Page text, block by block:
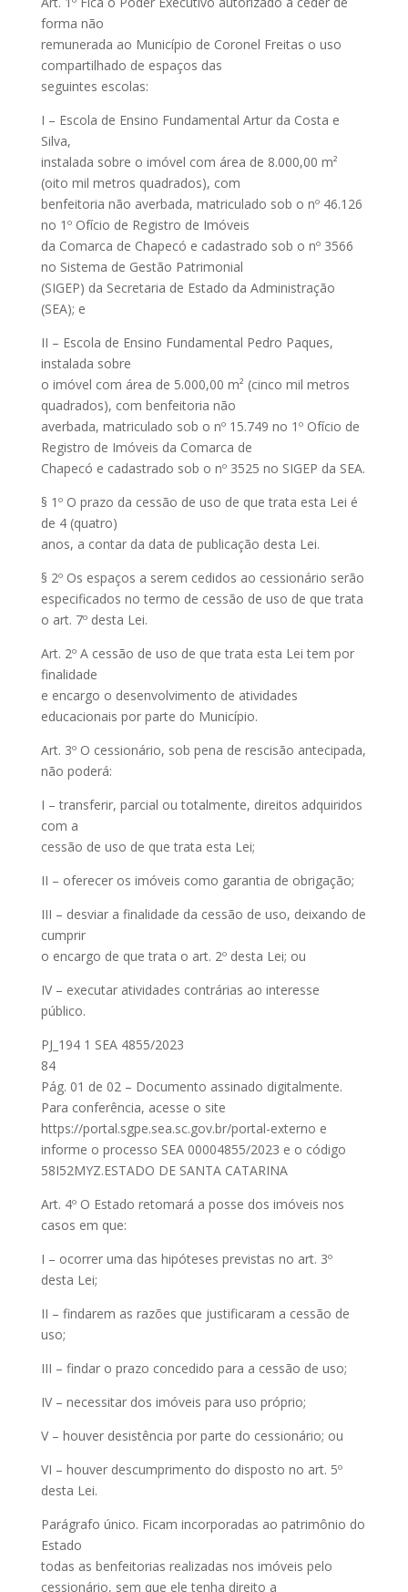
forma não
remunerada ao Município de Coronel Freitas o uso
compartilhado de espaços das
seguintes escolas:
I – Escola de Ensino Fundamental Artur da Costa e
Silva,
instalada sobre o imóvel com área de 8.000,00 m²
(oito mil metros quadrados), com
benfeitoria não averbada, matriculado sob o nº 46.126
no 1º Ofício de Registro de Imóveis
da Comarca de Chapecó e cadastrado sob o nº 3566
no Sistema de Gestão Patrimonial
(SIGEP) da Secretaria de Estado da Administração
(SEA); e
II – Escola de Ensino Fundamental Pedro Paques,
instalada sobre
o imóvel com área de 5.000,00 m² (cinco mil metros
quadrados), com benfeitoria não
averbada, matriculado sob o nº 15.749 no 1º Ofício de
Registro de Imóveis da Comarca de
Chapecó e cadastrado sob o nº 3525 no SIGEP da SEA.
§ 1º O prazo da cessão de uso de que trata esta Lei é
de 4 (quatro)
anos, a contar da data de publicação desta Lei.
§ 2º Os espaços a serem cedidos ao cessionário serão
especificados no termo de cessão de uso de que trata
o art. 7º desta Lei.
Art. 2º A cessão de uso de que trata esta Lei tem por
finalidade
e encargo o desenvolvimento de atividades
educacionais por parte do Município.
Art. 3º O cessionário, sob pena de rescisão antecipada,
não poderá:
I – transferir, parcial ou totalmente, direitos adquiridos
com a
cessão de uso de que trata esta Lei;
II – oferecer os imóveis como garantia de obrigação;
III – desviar a finalidade da cessão de uso, deixando de
cumprir
o encargo de que trata o art. 2º desta Lei; ou
IV – executar atividades contrárias ao interesse
público.
PJ_194 1 SEA 4855/2023
84
Pág. 01 de 02 – Documento assinado digitalmente.
Para conferência, acesse o site
https://portal.sgpe.sea.sc.gov.br/portal-externo e
informe o processo SEA 00004855/2023 e o código
58I52MYZ.ESTADO DE SANTA CATARINA
Art. 4º O Estado retomará a posse dos imóveis nos
casos em que:
I – ocorrer uma das hipóteses previstas no art. 3º
desta Lei;
II – findarem as razões que justificaram a cessão de
uso;
III – findar o prazo concedido para a cessão de uso;
IV – necessitar dos imóveis para uso próprio;
V – houver desistência por parte do cessionário; ou
VI – houver descumprimento do disposto no art. 5º
desta Lei.
Parágrafo único. Ficam incorporadas ao patrimônio do
Estado
todas as benfeitorias realizadas nos imóveis pelo
cessionário, sem que ele tenha direito a